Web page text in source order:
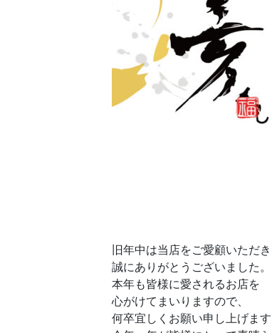
旧年中は当店をご愛顧いただ
誠にありがとうございました。
本年も皆様に愛されるお店を
心がけてまいりますので、
何卒宜しくお願い申し上げます